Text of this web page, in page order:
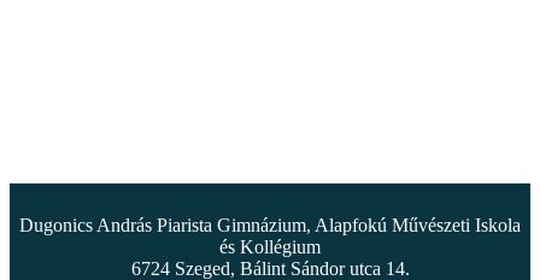
Dugonics András Piarista Gimnázium, Alapfokú Művészeti Iskola
és Kollégium
6724 Szeged, Bálint Sándor utca 14.